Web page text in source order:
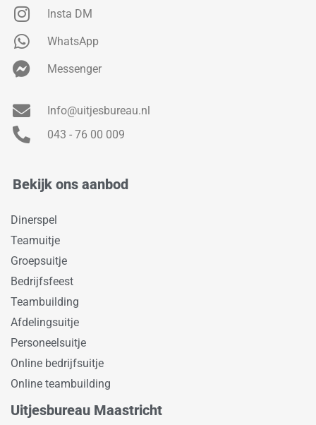
Insta DM
WhatsApp
Messenger
Info@uitjesbureau.nl
043 - 76 00 009
Bekijk ons aanbod
Dinerspel
Teamuitje
Groepsuitje
Bedrijfsfeest
Teambuilding
Afdelingsuitje
Personeelsuitje
Online bedrijfsuitje
Online teambuilding
Uitjesbureau Maastricht